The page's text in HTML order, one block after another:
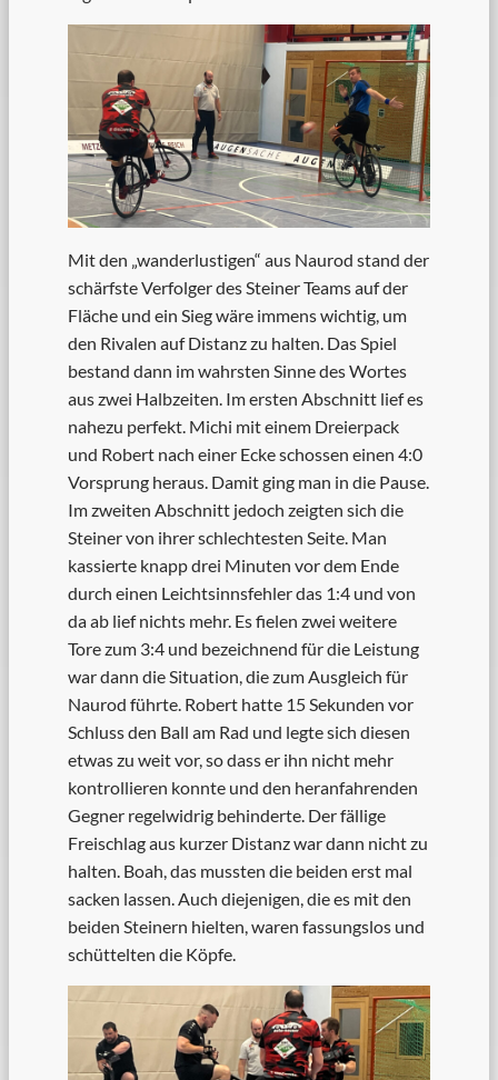
Mit den „wanderlustigen“ aus Naurod stand der
schärfste Verfolger des Steiner Teams auf der
Fläche und ein Sieg wäre immens wichtig, um
den Rivalen auf Distanz zu halten. Das Spiel
bestand dann im wahrsten Sinne des Wortes
aus zwei Halbzeiten. Im ersten Abschnitt lief es
nahezu perfekt. Michi mit einem Dreierpack
und Robert nach einer Ecke schossen einen 4:0
Vorsprung heraus. Damit ging man in die Pause.
Im zweiten Abschnitt jedoch zeigten sich die
Steiner von ihrer schlechtesten Seite. Man
kassierte knapp drei Minuten vor dem Ende
durch einen Leichtsinnsfehler das 1:4 und von
da ab lief nichts mehr. Es fielen zwei weitere
Tore zum 3:4 und bezeichnend für die Leistung
war dann die Situation, die zum Ausgleich für
Naurod führte. Robert hatte 15 Sekunden vor
Schluss den Ball am Rad und legte sich diesen
etwas zu weit vor, so dass er ihn nicht mehr
kontrollieren konnte und den heranfahrenden
Gegner regelwidrig behinderte. Der fällige
Freischlag aus kurzer Distanz war dann nicht zu
halten. Boah, das mussten die beiden erst mal
sacken lassen. Auch diejenigen, die es mit den
beiden Steinern hielten, waren fassungslos und
schüttelten die Köpfe.